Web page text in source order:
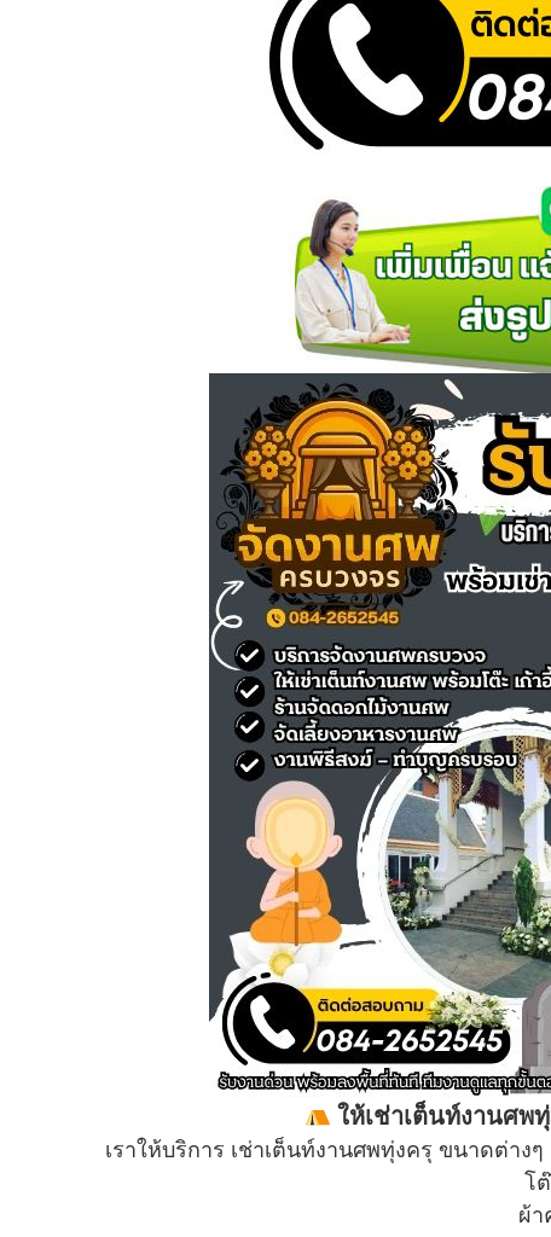
ให้เช่าเต็นท์งานศพ
เราให้บริการ เช่าเต็นท์งานศพทุ่งครุ ขนาดต่า
โ
ผ้า